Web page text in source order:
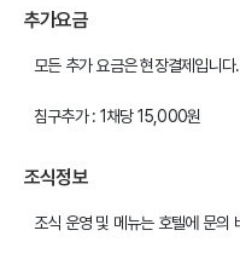
추가요금
모든 추가 요금은 현장결제입니다.
침구추가 : 1채당 15,000원
조식정보
조식 운영 및 메뉴는 호텔에 문의